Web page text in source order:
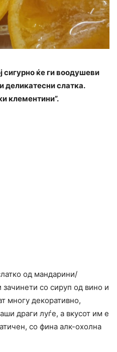
сигурно ќе ги воодушеви
деликатесни слатка.
клементини”.
од мандарини/
со сируп од вино и
многу декоративно,
драги луѓе, а вкусот им е
со фина алк-охолна